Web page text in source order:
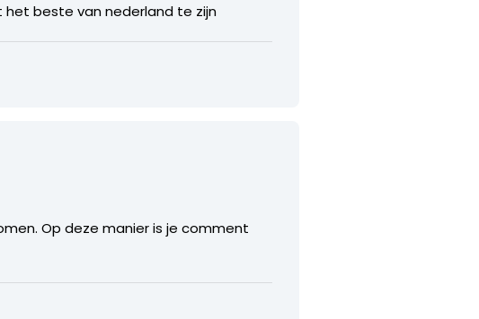
beste van nederland te zijn
Op deze manier is je comment